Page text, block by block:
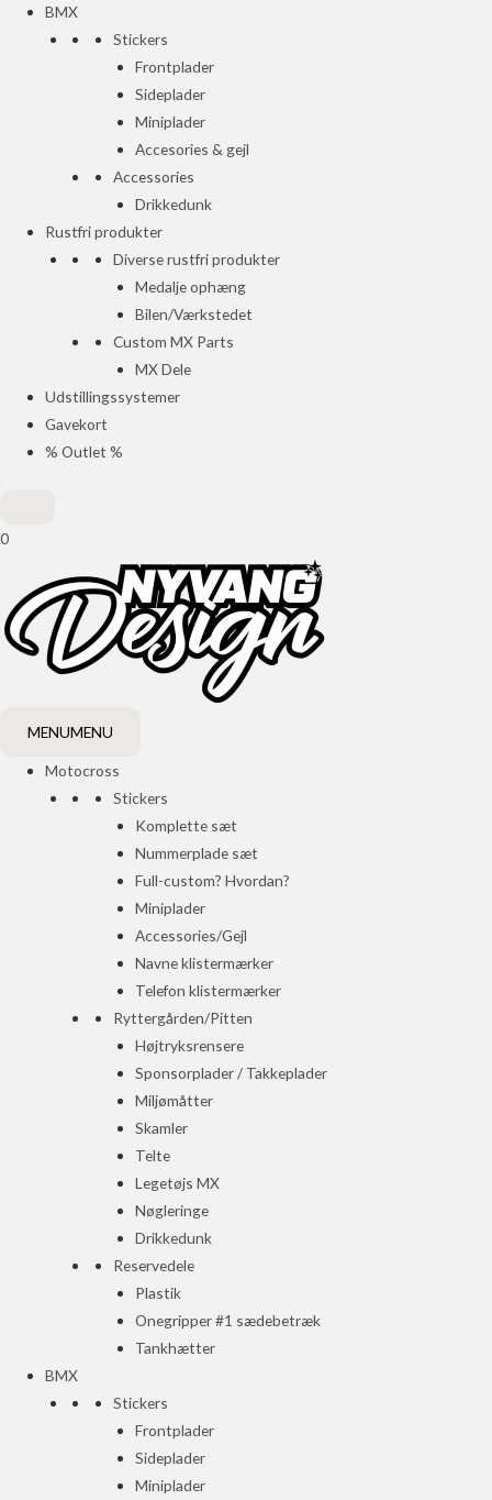
BMX
Stickers
Frontplader
Sideplader
Miniplader
Accesories & gejl
Accessories
Drikkedunk
Rustfri produkter
Diverse rustfri produkter
Medalje ophæng
Bilen/Værkstedet
Custom MX Parts
MX Dele
Udstillingssystemer
Gavekort
% Outlet %
0
MENUMENU
Motocross
Stickers
Komplette sæt
Nummerplade sæt
Full-custom? Hvordan?
Miniplader
Accessories/Gejl
Navne klistermærker
Telefon klistermærker
Ryttergården/Pitten
Højtryksrensere
Sponsorplader / Takkeplader
Miljømåtter
Skamler
Telte
Legetøjs MX
Nøgleringe
Drikkedunk
Reservedele
Plastik
Onegripper #1 sædebetræk
Tankhætter
BMX
Stickers
Frontplader
Sideplader
Miniplader